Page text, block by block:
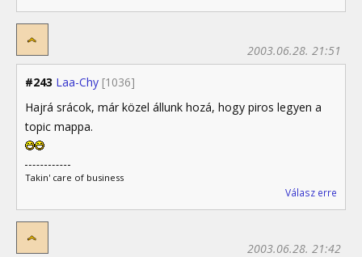
#243 Laa-Chy [1036]
2003.06.28. 21:51
Hajrá srácok, már közel állunk hozá, hogy piros legyen a
topic mappa.
Takin' care of business
Válasz erre
2003.06.28. 21:42